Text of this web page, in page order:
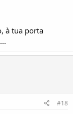
à tua porta
#18